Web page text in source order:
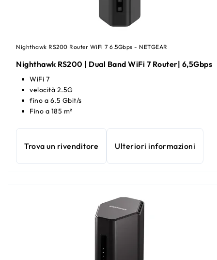
Nighthawk RS200 Router WiFi 7 6.5Gbps - NETGEAR
Nighthawk RS200 | Dual Band WiFi 7 Router| 6,5Gbps
WiFi 7
velocità 2.5G
fino a 6.5 Gbit/s
Fino a 185 m²
Trova un rivenditore Ulteriori informazioni